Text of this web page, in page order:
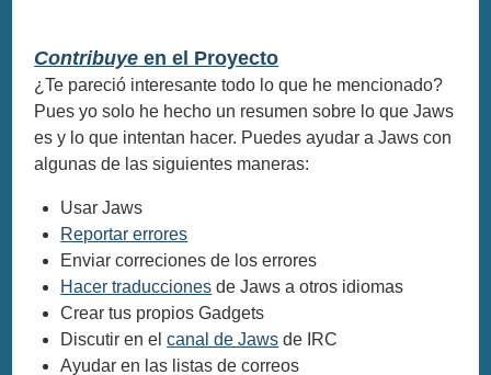
Contribuye en el Proyecto
¿Te pareció interesante todo lo que he mencionado?
Pues yo solo he hecho un resumen sobre lo que Jaws
es y lo que intentan hacer. Puedes ayudar a Jaws con
algunas de las siguientes maneras:
Usar Jaws
Reportar errores
Enviar correciones de los errores
Hacer traducciones de Jaws a otros idiomas
Crear tus propios Gadgets
Discutir en elcanal de Jaws de IRC
Ayudar en las listas de correos